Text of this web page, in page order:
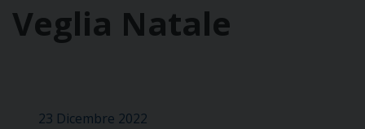
Veglia Natale
23 Dicembre 2022